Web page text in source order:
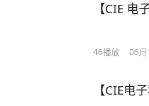
【CIE
46播放 06月
【CIE电